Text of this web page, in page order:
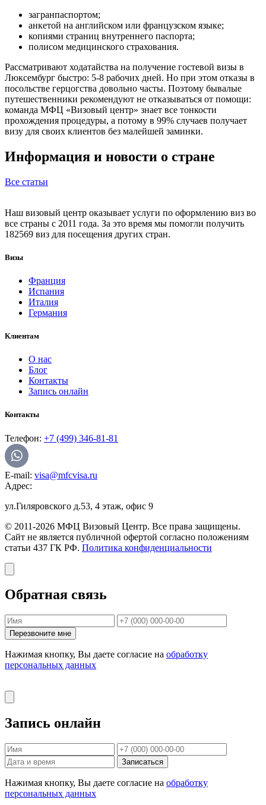
загранпаспортом;
анкетой на английском или французском языке;
копиями страниц внутреннего паспорта;
полисом медицинского страхования.
Рассматривают ходатайства на получение гостевой визы в
Люксембург быстро: 5-8 рабочих дней. Но при этом отказы в
посольстве герцогства довольно часты. Поэтому бывалые
путешественники рекомендуют не отказываться от помощи:
команда МФЦ «Визовый центр» знает все тонкости
прохождения процедуры, а потому в 99% случаев получает
визу для своих клиентов без малейшей заминки.
Информация и новости о стране
Все статьи
Наш визовый центр оказывает услуги по оформлению виз во
все страны с 2011 года. За это время мы помогли получить
182569 виз для посещения других стран.
Визы
Франция
Испания
Италия
Германия
Клиентам
О нас
Блог
Контакты
Запись онлайн
Контакты
Телефон: +7 (499) 346-81-81
E-mail: visa@mfcvisa.ru
Адрес:
ул.Гиляровского д.53, 4 этаж, офис 9
© 2011-2026 МФЦ Визовый Центр. Все права защищены.
Сайт не является публичной офертой согласно положениям
статьи 437 ГК РФ. Политика конфиденциальности
Обратная связь
Перезвоните мне
Нажимая кнопку, Вы даете согласие на обработку
персональных данных
Запись онлайн
Записаться
Нажимая кнопку, Вы даете согласие на обработку
персональных данных